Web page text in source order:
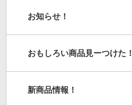
お知らせ！
おもしろい商品見ーつけた！
新商品情報！